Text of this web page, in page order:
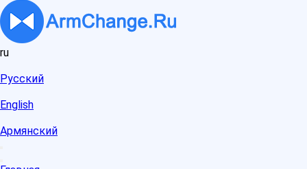
ru
Русский
English
Армянский